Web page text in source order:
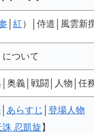
紅 ）│侍道│風雲新
について
奥義│戦闘│人物│任
│ あらすじ
登場人物
誅 忍凱旋】